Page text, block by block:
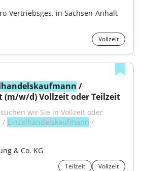
Vertriebsges. in Sachsen-Anhalt
Vollzeit
/
w/d) Vollzeit oder Teilzeit
wir Sie in Vollzeit oder
/ Einzelhandelskaufmann /
& Co. KG
Teilzeit Vollzeit